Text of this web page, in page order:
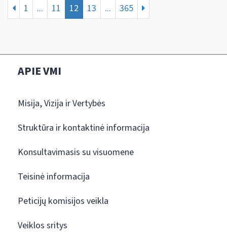
1 ... 11 12 13 ... 365
APIE VMI
Misija, Vizija ir Vertybės
Struktūra ir kontaktinė informacija
Konsultavimasis su visuomene
Teisinė informacija
Peticijų komisijos veikla
Veiklos sritys